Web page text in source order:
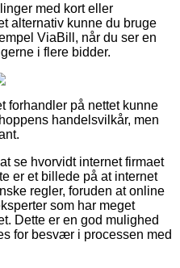
med kort eller
alternativ kunne du bruge
ViaBill, når du ser en
i flere bidder.
forhandler på nettet kunne
handelsvilkår, men
se hvorvidt internet firmaet
er et billede på at internet
regler, foruden at online
som har meget
Dette er en god mulighed
for besvær i processen med